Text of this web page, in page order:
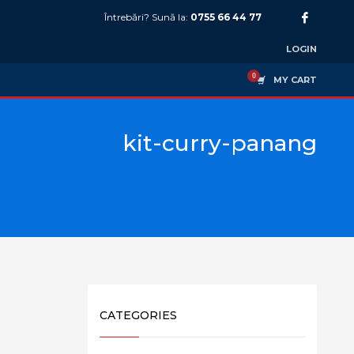
Întrebări? Sună la: 0755 66 44 77
LOGIN
MY CART
kit-curry-panang
CATEGORIES